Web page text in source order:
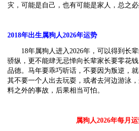
灾，可能是自己，也有可能是家人，总之必
2018年出生属狗人2026年运势
18年属狗人进入2026年，可以得到长
骄纵，更不能肆无忌惮向长辈家长要零花
品德。马年要乖巧听话，不要因为叛逆，
其不要一个人出去玩耍，或者去河边游泳
料之外的事故，后果相当可怕。
属狗人2026年每月